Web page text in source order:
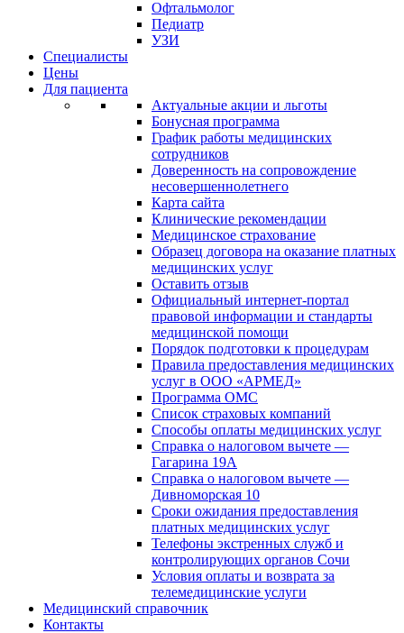
Офтальмолог
Педиатр
УЗИ
Специалисты
Цены
Для пациента
Актуальные акции и льготы
Бонусная программа
График работы медицинских
сотрудников
Доверенность на сопровождение
несовершеннолетнего
Карта сайта
Клинические рекомендации
Медицинское страхование
Образец договора на оказание платных
медицинских услуг
Оставить отзыв
Официальный интернет-портал
правовой информации и стандарты
медицинской помощи
Порядок подготовки к процедурам
Правила предоставления медицинских
услуг в ООО «АРМЕД»
Программа ОМС
Список страховых компаний
Способы оплаты медицинских услуг
Справка о налоговом вычете —
Гагарина 19А
Справка о налоговом вычете —
Дивноморская 10
Сроки ожидания предоставления
платных медицинских услуг
Телефоны экстренных служб и
контролирующих органов Сочи
Условия оплаты и возврата за
телемедицинские услуги
Медицинский справочник
Контакты